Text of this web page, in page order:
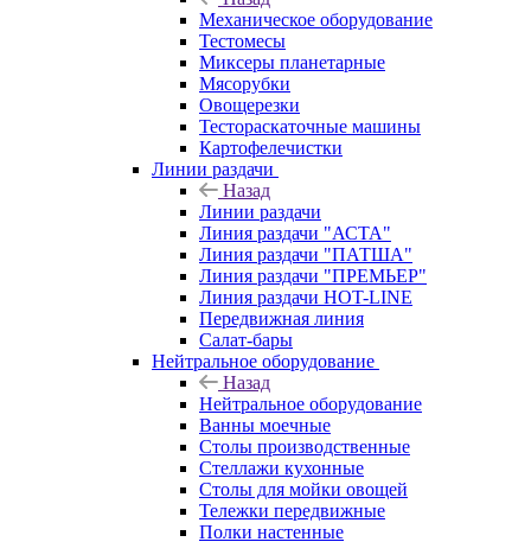
Механическое оборудование
Тестомесы
Миксеры планетарные
Мясорубки
Овощерезки
Тестораскаточные машины
Картофелечистки
Линии раздачи
Назад
Линии раздачи
Линия раздачи "АСТА"
Линия раздачи "ПАТША"
Линия раздачи "ПРЕМЬЕР"
Линия раздачи HOT-LINE
Передвижная линия
Салат-бары
Нейтральное оборудование
Назад
Нейтральное оборудование
Ванны моечные
Столы производственные
Стеллажи кухонные
Столы для мойки овощей
Тележки передвижные
Полки настенные